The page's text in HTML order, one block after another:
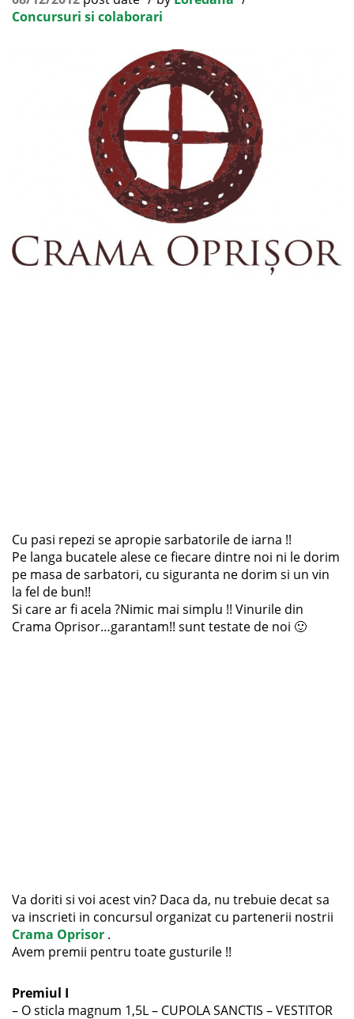
Concursuri si colaborari
Cu pasi repezi se apropie sarbatorile de iarna !!
Pe langa bucatele alese ce fiecare dintre noi ni le dorim
pe masa de sarbatori, cu siguranta ne dorim si un vin
la fel de bun!!
Si care ar fi acela ?Nimic mai simplu !! Vinurile din
Crama Oprisor…garantam!! sunt testate de noi 🙂
Va doriti si voi acest vin? Daca da, nu trebuie decat sa
va inscrieti in concursul organizat cu partenerii nostrii
Crama Oprisor .
Avem premii pentru toate gusturile !!
Premiul I
– O sticla magnum 1,5L – CUPOLA SANCTIS – VESTITOR